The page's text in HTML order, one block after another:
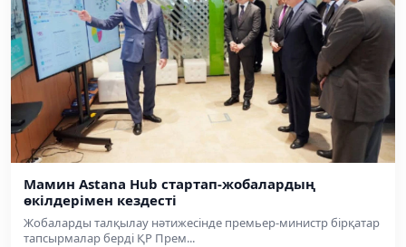
Мамин Astana Hub стартап-жобалардың
өкілдерімен кездесті
Жобаларды талқылау нәтижесінде премьер-министр бірқатар
тапсырмалар берді ҚР Прем...